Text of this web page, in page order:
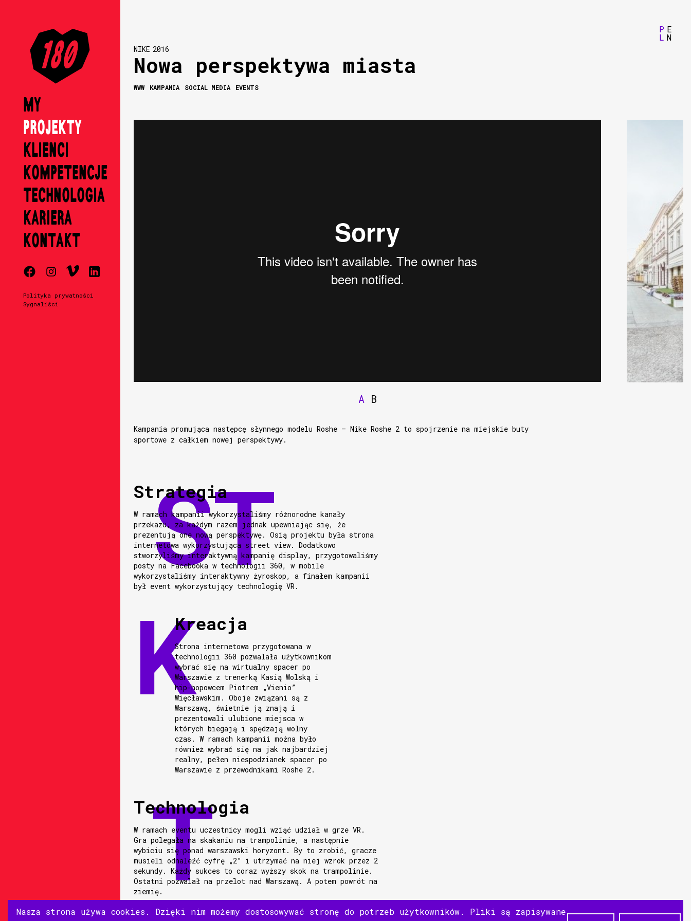
P
L
E
N
MY
PROJEKTY
KLIENCI
KOMPETENCJE
TECHNOLOGIA
KARIERA
KONTAKT
Polityka prywatności
Sygnaliści
NIKE 2016
Nowa perspektywa miasta
WWW KAMPANIA SOCIAL MEDIA EVENTS
A B
Kampania promująca następcę słynnego modelu Roshe – Nike Roshe 2 to spojrzenie na miejskie buty
sportowe z całkiem nowej perspektywy.
Strategia
W ramach kampanii wykorzystaliśmy różnorodne kanały
przekazu, za każdym razem jednak upewniając się, że
prezentują one nową perspektywę. Osią projektu była strona
internetowa wykorzystująca street view. Dodatkowo
stworzyliśmy interaktywną kampanię display, przygotowaliśmy
posty na Facebooka w technologii 360, w mobile
wykorzystaliśmy interaktywny żyroskop, a finałem kampanii
był event wykorzystujący technologię VR.
Kreacja
Strona internetowa przygotowana w
technologii 360 pozwalała użytkownikom
wybrać się na wirtualny spacer po
Warszawie z trenerką Kasią Wolską i
hip-hopowcem Piotrem „Vienio”
Więcławskim. Oboje związani są z
Warszawą, świetnie ją znają i
prezentowali ulubione miejsca w
których biegają i spędzają wolny
czas. W ramach kampanii można było
również wybrać się na jak najbardziej
realny, pełen niespodzianek spacer po
Warszawie z przewodnikami Roshe 2.
Technologia
W ramach eventu uczestnicy mogli wziąć udział w grze VR.
Gra polegała na skakaniu na trampolinie, a następnie
wybiciu się ponad warszawski horyzont. By to zrobić, gracze
musieli odnaleźć cyfrę „2” i utrzymać na niej wzrok przez 2
sekundy. Każdy sukces to coraz wyższy skok na trampolinie.
Ostatni pozwalał na przelot nad Warszawą. A potem powrót na
ziemię.
Nasza strona używa cookies. Dzięki nim możemy dostosowywać stronę do potrzeb użytkowników. Pliki są zapisywane